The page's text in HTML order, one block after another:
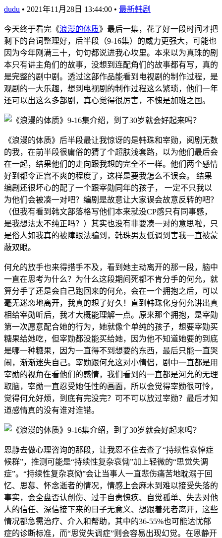
dudu • 2021年11月28日 13:44:00 • 最新韩剧
今天终于看完《浪漫的体质》最后一集，花了好一段时间才把
剩下的台词整理好，后半段（9-16集）的威力更强大，可能也
因为今年刚满三十，句句都说进我心坎里。本来以为真珠的剧
本只有讲主角们的故事，没想到连配角们的故事都有写，真的
是完整的剧中剧。透过这部作品能看到电视剧的制作过程，是
观剧的一大乐趣，想到电视剧的制作过程这么繁琐，他们一年
还可以出这么多部剧，真心觉得很厉害，不愧是加班之国。
《浪漫的体质》后半段最让我惊讶的是韩珠和宰勋，阅剧无数
的我，在前半段很庸俗的猜了个超肤浅套路，以为他们最后会
在一起，结果他们的走向跟我想的完全不一样。他们两个感情
好到都令正宫不爽的程度了，这样是要我怎么不误会。 结果
编剧还很坏心的配了一个跟宰勋同年的孩子， 一定不只我以
为他们会被凑一对吧？编剧是故意让大家误会故意反转的吧？
（但我有看到韩文部落格写他们本来就没CP感只有同事感，
是我想法太不纯正吗？）其实也没有非要凑一对的意思啦，只
是俗人如我真的被障眼法骗到，韩珠男友低调到害我一直被蒙
蔽双眼。
何允的放手也来得措手不及，看到她主动离开的那一段，脑中
一直在思考为什么？为什么这段期间死都不肯分手的何允，就
算分手了还是会自己跑回来的何允，会在一个拥抱之后，可以
毫无迷恋地离开，我真的想了好久！直到韩珠化身何允讲出真
相给宰勋听后，我才大概能理解一点。原来那个拥抱，是宰勋
第一次愿意配合她的行为，她就像个单纯的孩子，想要宰勋买
糖果给她吃，但宰勋都没能买给她，因为他不知道她要的到底
是哪一种糖果，因为一直得不到想要的东西，最后只能一直哭
闹，渐渐迷失自己。宰勋跟何允这对小情侣，剧中一直都是用
宰勋的视角在看他们的感情，我们看到的一直都是河允的无理
取脑，宰勋一直忍受她任性的画面，所以会觉得宰勋很可怜，
觉得何允好烦，到底有完没完？可不可以放过宰勋？最后才知
道感情真的没有谁对谁错。
恩静去做心理咨询的那段，让我忍不住去查了“持续性哀悼症
候群”，推测可能是“持续性复杂哀恸”加上轻微的“思觉失调
症”。“持续性复杂哀恸”会让当事人一直悲伤痛苦地耽溺于回
忆、思慕、怀念逝者的情况，情感上会麻木到难以接受失落的
事实，会全盘否认创伤、过于自责愧疚、自觉孤单、失去对他
人的信任、深信接下来的日子无意义、想跟着死者离开，这些
情况都急需治疗、介入和帮助，其中的36-55%也可能达忧郁
症的诊断标准，而“思觉失调症”则会容易出现幻觉。在恩静开